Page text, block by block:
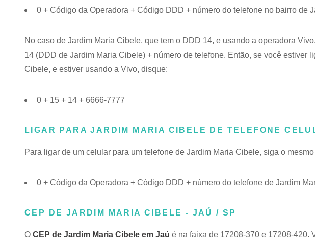
0 + Código da Operadora + Código DDD + número do telefone no bairro de
No caso de Jardim Maria Cibele, que tem o DDD 14, e usando a operadora
14 (DDD de Jardim Maria Cibele) + número de telefone. Então, se você estiver
Cibele, e estiver usando a Vivo, disque:
0 + 15 + 14 + 6666-7777
LIGAR PARA JARDIM MARIA CIBELE DE TELEFONE
Para ligar de um celular para um telefone de Jardim Maria Cibele, siga o
0 + Código da Operadora + Código DDD + número do telefone de Jardim
CEP DE JARDIM MARIA CIBELE - JAÚ / SP
O CEP de Jardim Maria Cibele em Jaú é na faixa de 17208-370 e 17208-420.